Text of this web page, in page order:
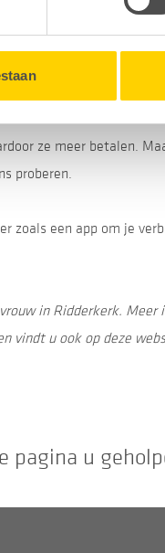
op elk moment
je een investering in
Ik merk dat veel
ze meer betalen.
proberen.
zoals een app om je
in Ridderkerk. Meer
vindt u ook op deze
pagina u